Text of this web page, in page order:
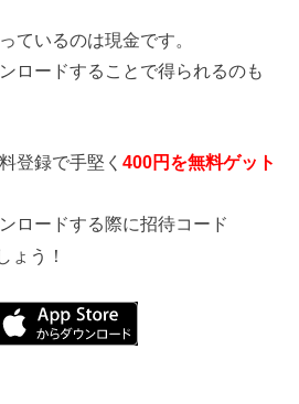
ているのは現金です。
ロードすることで得られるのも
登録で手堅く400円を無料ゲット
ロードする際に招待コード
ょう！